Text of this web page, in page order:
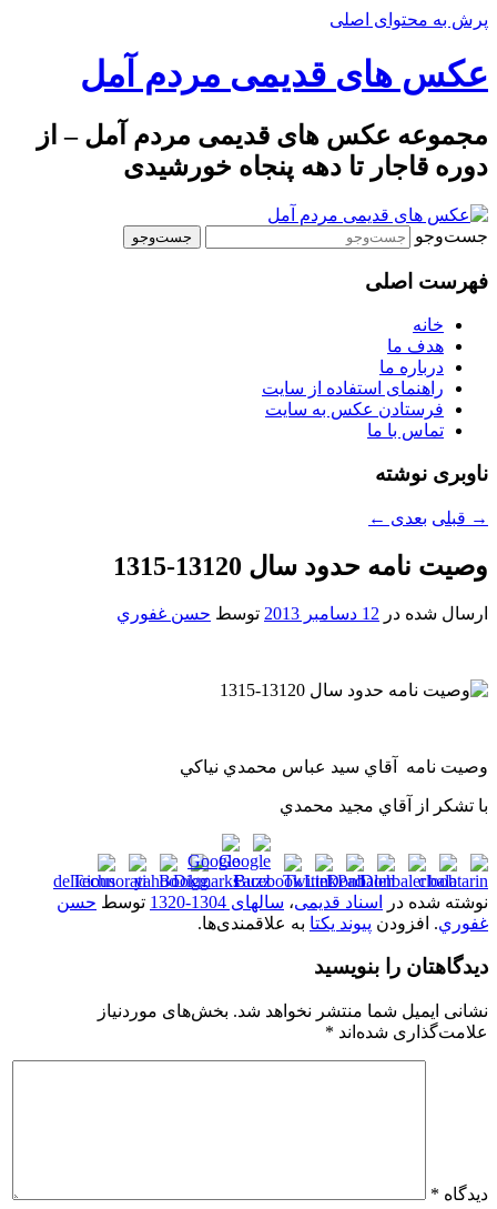
پرش به محتوای اصلی
عکس های قدیمی مردم آمل
مجموعه عکس های قدیمی مردم آمل – از
دوره قاجار تا دهه پنجاه خورشیدی
جست‌وجو
فهرست اصلی
خانه
هدف ما
درباره ما
راهنمای استفاده از سایت
فرستادن عکس به سایت
تماس با ما
ناوبری نوشته
→ قبلی بعدی ←
وصيت نامه حدود سال 13120-1315
ارسال شده در 12 دسامبر 2013 توسط حسن غفوري
وصيت نامه آقاي سيد عباس محمدي نياکي
با تشکر از آقاي مجيد محمدي
نوشته شده در اسناد قدیمی، سالهای 1304-1320 توسط حسن
غفوري. افزودن پیوند یکتا به علاقمندی‌ها.
دیدگاهتان را بنویسید
نشانی ایمیل شما منتشر نخواهد شد. بخش‌های موردنیاز
علامت‌گذاری شده‌اند *
دیدگاه *